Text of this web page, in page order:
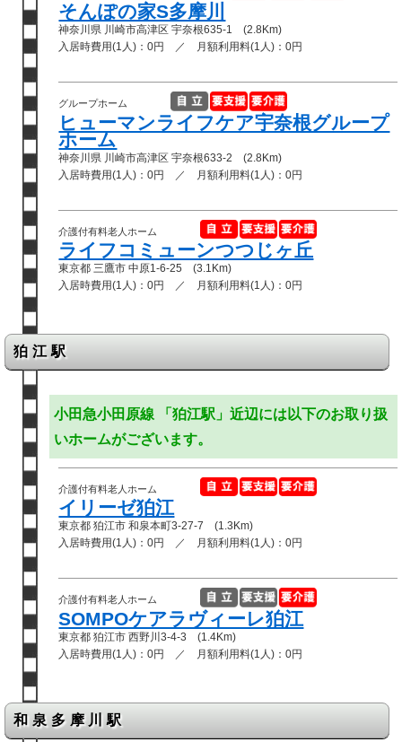
そんぽの家S多摩川
神奈川県 川崎市高津区 宇奈根635-1 (2.8Km)
入居時費用(1人)：0円 ／ 月額利用料(1人)：0円
グループホーム
ヒューマンライフケア宇奈根グループ
ホーム
神奈川県 川崎市高津区 宇奈根633-2 (2.8Km)
入居時費用(1人)：0円 ／ 月額利用料(1人)：0円
介護付有料老人ホーム
ライフコミューンつつじヶ丘
東京都 三鷹市 中原1-6-25 (3.1Km)
入居時費用(1人)：0円 ／ 月額利用料(1人)：0円
狛江駅
小田急小田原線 「狛江駅」近辺には以下のお取り扱
いホームがございます。
介護付有料老人ホーム
イリーゼ狛江
東京都 狛江市 和泉本町3-27-7 (1.3Km)
入居時費用(1人)：0円 ／ 月額利用料(1人)：0円
介護付有料老人ホーム
SOMPOケアラヴィーレ狛江
東京都 狛江市 西野川3-4-3 (1.4Km)
入居時費用(1人)：0円 ／ 月額利用料(1人)：0円
和泉多摩川駅